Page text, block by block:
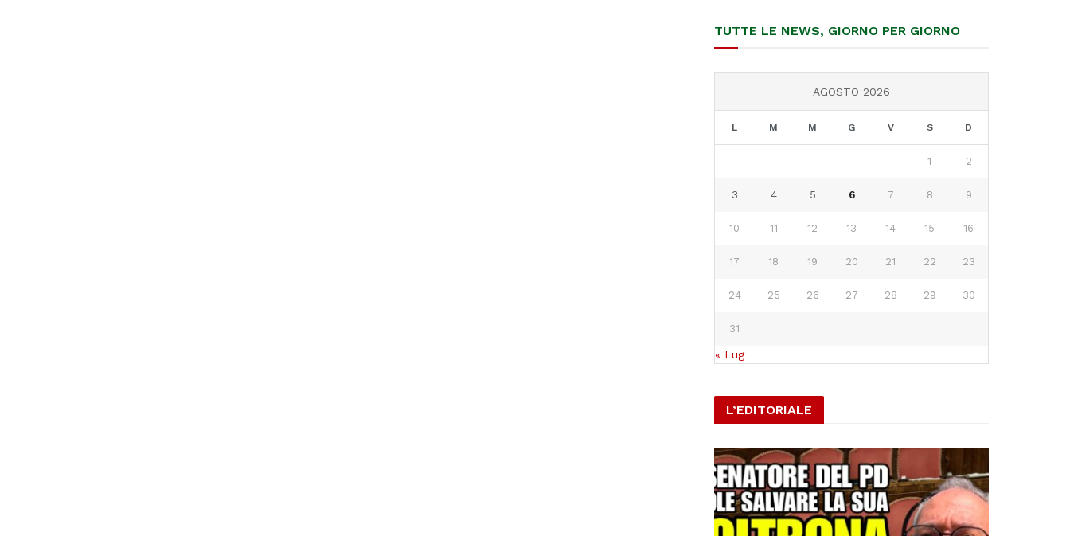
TUTTE LE NEWS, GIORNO PER GIORNO
AGOSTO 2026
L M M G V S D
1 2
3 4 5 6 7 8 9
10 11 12 13 14 15 16
17 18 19 20 21 22 23
24 25 26 27 28 29 30
31
« Lug
L’EDITORIALE